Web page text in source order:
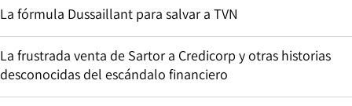
La fórmula Dussaillant para salvar a TVN
La frustrada venta de Sartor a Credicorp y otras historias
desconocidas del escándalo financiero